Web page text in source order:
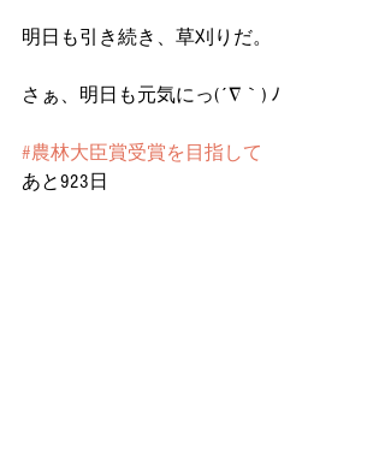
明日も引き続き、草刈りだ。
さぁ、明日も元気にっ(´∇｀) ﾉ
#農林大臣賞受賞を目指して
あと923日